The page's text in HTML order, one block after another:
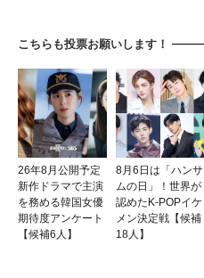
こちらも投票お願いします！
26年8月公開予定
新作ドラマで主演
を務める韓国女優
期待度アンケート
【候補6人】
8月6日は「ハンサ
ムの日」！世界が
認めたK-POPイケ
メン決定戦【候補
18人】